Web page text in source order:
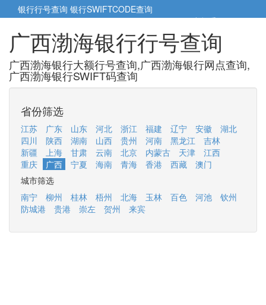
银行行号查询 银行SWIFTCODE查询
5cm小帮手5cm.cn
广西渤海银行行号查询
广西渤海银行大额行号查询,广西渤海银行网点查询,
广西渤海银行SWIFT码查询
省份筛选
江苏 广东 山东 河北 浙江 福建 辽宁 安徽
湖北
四川
陕西 湖南 山西 贵州 河南 黑龙江
吉林
新疆
上海 甘肃 云南 北京 内蒙古 天津
江西
重庆
广西 宁夏 海南 青海 香港 西藏
澳门
城市筛选
南宁
柳州 桂林 梧州 北海 玉林 百色 河池
钦州
防城港
贵港 崇左 贺州 来宾